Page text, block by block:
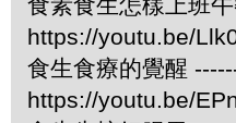
https://youtu.be/
食生食療的覺醒
https://youtu.be/